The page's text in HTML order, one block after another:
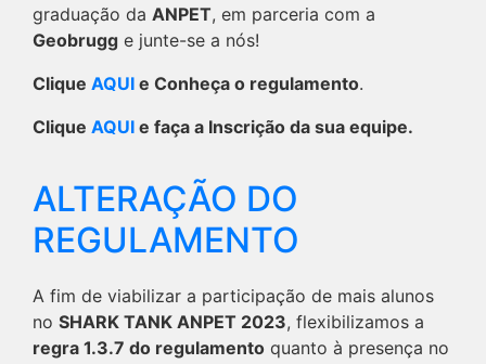
graduação da ANPET, em parceria com a
Geobrugg e junte-se a nós!
Clique AQUI e Conheça o regulamento.
Clique AQUI e faça a Inscrição da sua equipe.
ALTERAÇÃO DO
REGULAMENTO
A fim de viabilizar a participação de mais alunos
no SHARK TANK ANPET 2023, flexibilizamos a
regra 1.3.7 do regulamento quanto à presença no